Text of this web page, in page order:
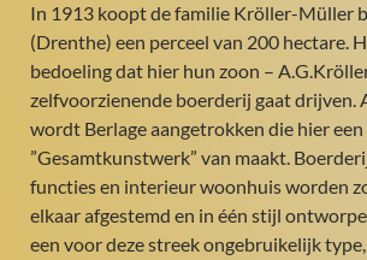
In 1913 koopt de familie Kröller-Müller
(Drenthe) een perceel van 200 hectare.
bedoeling dat hier hun zoon –
zelfvoorzienende boerderij gaat drijven.
wordt Berlage aangetrokken die hier een
”Gesamtkunstwerk” van maakt.
functies en interieur woonhuis worden
elkaar afgestemd en in één stijl
een voor deze streek ongebruikelijk